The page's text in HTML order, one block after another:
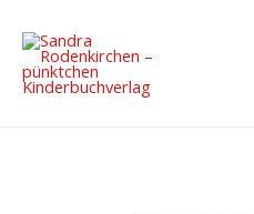
Inhalt
springen